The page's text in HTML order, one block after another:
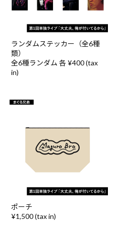
ランダムステッカー（全6種
類）
全6種ランダム 各 ¥400 (tax
in)
ポーチ
¥1,500 (tax in)